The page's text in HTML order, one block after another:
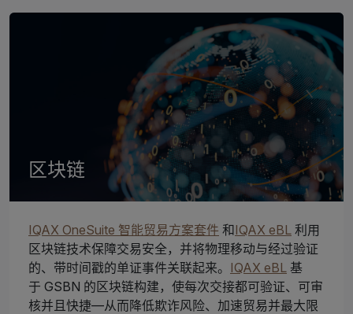
区块链
IQAX OneSuite 智能贸易方案套件 和IQAX eBL 利用
区块链技术保障交易安全，并将物理移动与经过验证
的、带时间戳的单证事件关联起来。 IQAX eBL 基
于 GSBN 的区块链构建，使每次交接都可验证、可审
核并且快捷—从而降低欺诈风险、加速贸易并最大限